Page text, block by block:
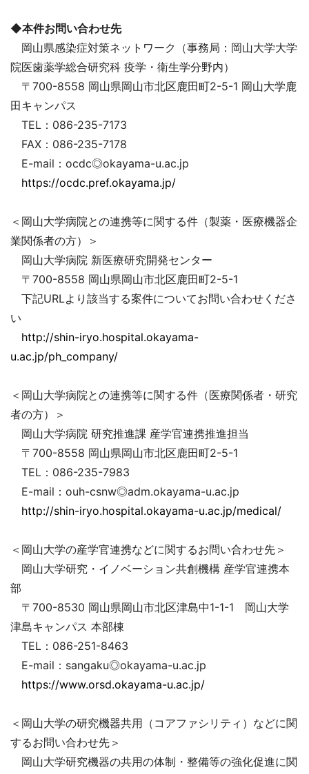
◆本件お問い合わせ先
岡山県感染症対策ネットワーク（事務局：岡山大学大学
院医歯薬学総合研究科 疫学・衛生学分野内）
〒700-8558 岡山県岡山市北区鹿田町2-5-1 岡山大学鹿
田キャンパス
TEL：086-235-7173
FAX：086-235-7178
E-mail：ocdc◎okayama-u.ac.jp
https://ocdc.pref.okayama.jp/
＜岡山大学病院との連携等に関する件（製薬・医療機器企
業関係者の方）＞
岡山大学病院 新医療研究開発センター
〒700-8558 岡山県岡山市北区鹿田町2-5-1
下記URLより該当する案件についてお問い合わせくださ
い
http://shin-iryo.hospital.okayama-
u.ac.jp/ph_company/
＜岡山大学病院との連携等に関する件（医療関係者・研究
者の方）＞
岡山大学病院 研究推進課 産学官連携推進担当
〒700-8558 岡山県岡山市北区鹿田町2-5-1
TEL：086-235-7983
E-mail：ouh-csnw◎adm.okayama-u.ac.jp
http://shin-iryo.hospital.okayama-u.ac.jp/medical/
＜岡山大学の産学官連携などに関するお問い合わせ先＞
岡山大学研究・イノベーション共創機構 産学官連携本
部
〒700-8530 岡山県岡山市北区津島中1-1-1 岡山大学
津島キャンパス 本部棟
TEL：086-251-8463
E-mail：sangaku◎okayama-u.ac.jp
https://www.orsd.okayama-u.ac.jp/
＜岡山大学の研究機器共用（コアファシリティ）などに関
するお問い合わせ先＞
岡山大学研究機器の共用の体制・整備等の強化促進に関